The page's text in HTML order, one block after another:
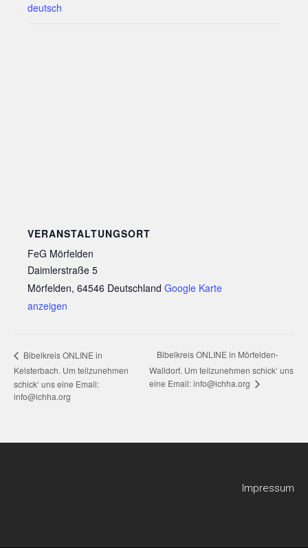
deutsch
VERANSTALTUNGSORT
FeG Mörfelden
Daimlerstraße 5
Mörfelden, 64546 Deutschland Google Karte
anzeigen
Bibelkreis ONLINE in
Kelsterbach. Um teilzunehmen
schick‘ uns eine Email:
info@ichha.org
Bibelkreis ONLINE in Mörfelden-
Walldorf. Um teilzunehmen schick‘ uns
eine Email: info@ichha.org
Impressum